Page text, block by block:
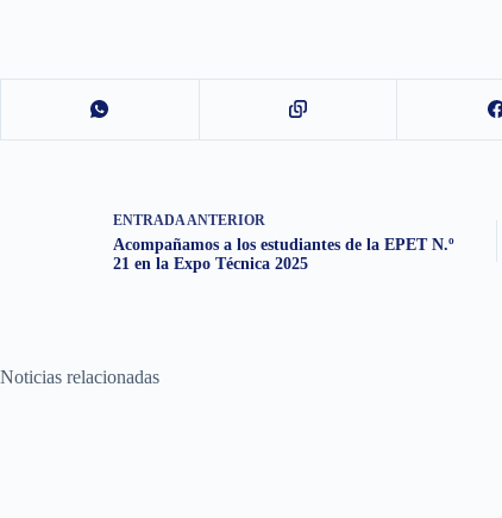
ENTRADAANTERIOR
Acompañamos a los estudiantes de la EPET N.º
21 en la Expo Técnica 2025
Noticias relacionadas